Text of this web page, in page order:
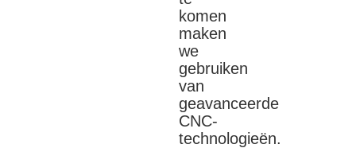
komen
maken
we
gebruiken
van
geavanceerde
CNC-
technologieën.